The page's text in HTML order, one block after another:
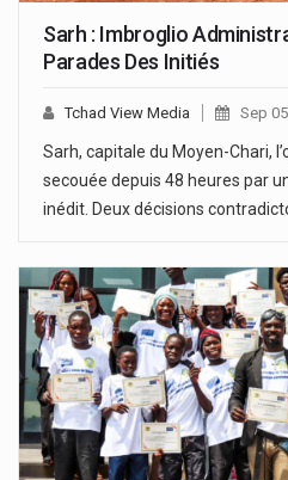
Sarh : Imbroglio
Parades Des Initiés
Tchad View Media Sep
Sarh, capitale du Moyen-Chari,
secouée depuis 48 heures par
inédit. Deux décisions